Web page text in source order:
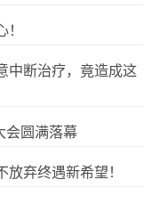
中断治疗，竟造成这
会圆满落幕
放弃终遇新希望！